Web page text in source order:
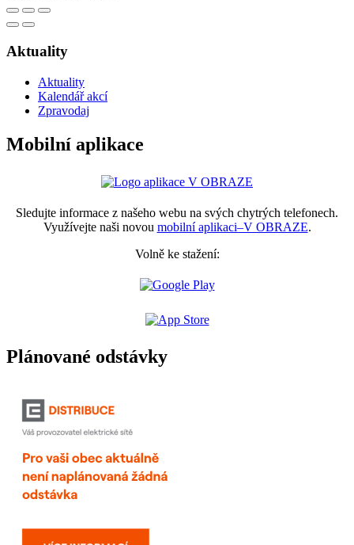
Aktuality
Aktuality
Kalendář akcí
Zpravodaj
Mobilní aplikace
Sledujte informace z našeho webu na svých chytrých telefonech.
Využívejte naši novou mobilní aplikaci–V OBRAZE.
Volně ke stažení:
Plánované odstávky